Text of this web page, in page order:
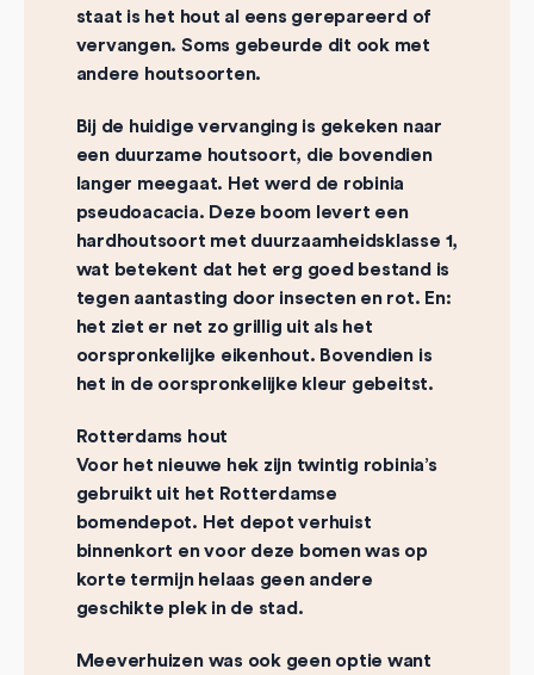
staat is het hout al eens gerepareerd of
vervangen. Soms gebeurde dit ook met
andere houtsoorten.
Bij de huidige vervanging is gekeken naar
een duurzame houtsoort, die bovendien
langer meegaat. Het werd de robinia
pseudoacacia. Deze boom levert een
hardhoutsoort met duurzaamheidsklasse 1,
wat betekent dat het erg goed bestand is
tegen aantasting door insecten en rot. En:
het ziet er net zo grillig uit als het
oorspronkelijke eikenhout. Bovendien is
het in de oorspronkelijke kleur gebeitst.
Rotterdams hout
Voor het nieuwe hek zijn twintig robinia’s
gebruikt uit het Rotterdamse
bomendepot. Het depot verhuist
binnenkort en voor deze bomen was op
korte termijn helaas geen andere
geschikte plek in de stad.
Meeverhuizen was ook geen optie want